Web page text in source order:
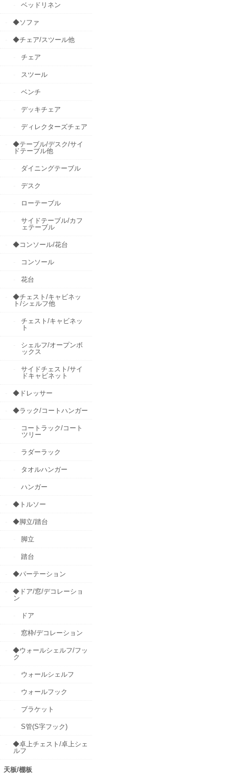
ベッドリネン
◆ソファ
◆チェア/スツール他
チェア
スツール
ベンチ
デッキチェア
ディレクターズチェア
◆テーブル/デスク/サイ
ドテーブル他
ダイニングテーブル
デスク
ローテーブル
サイドテーブル/カフ
ェテーブル
◆コンソール/花台
コンソール
花台
◆チェスト/キャビネッ
ト/シェルフ他
チェスト/キャビネッ
ト
シェルフ/オープンボ
ックス
サイドチェスト/サイ
ドキャビネット
◆ドレッサー
◆ラック/コートハンガー
コートラック/コート
ツリー
ラダーラック
タオルハンガー
ハンガー
◆トルソー
◆脚立/踏台
脚立
踏台
◆パーテーション
◆ドア/窓/デコレーショ
ン
ドア
窓枠/デコレーション
◆ウォールシェルフ/フッ
ク
ウォールシェルフ
ウォールフック
ブラケット
S管(S字フック)
◆卓上チェスト/卓上シェ
ルフ
天板/棚板